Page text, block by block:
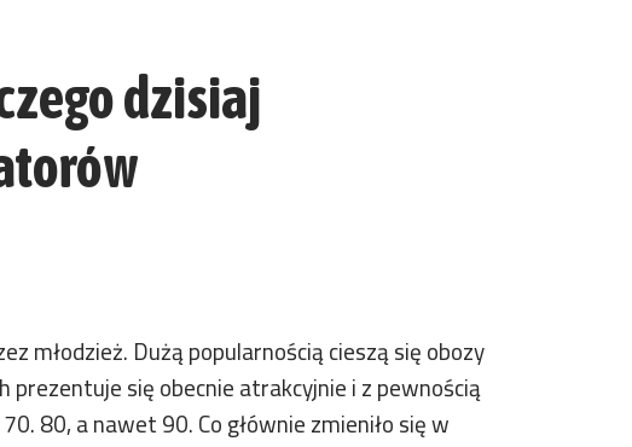
dzisiaj
młodzież. Dużą popularnością cieszą się obozy
się obecnie atrakcyjnie i z pewnością
80, a nawet 90. Co głównie zmieniło się w